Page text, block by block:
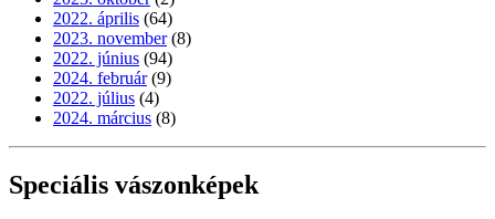
2022. április (64)
2023. november (8)
2022. június (94)
2024. február (9)
2022. július (4)
2024. március (8)
Speciális vászonképek